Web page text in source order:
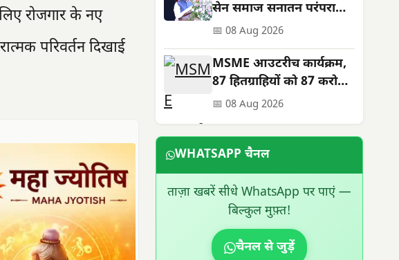
रोजगार के नए
परिवर्तन दिखाई
सेन समाज सनातन परंपराओं
और सामाजिक समरसता का
मजबूत आधार
📅 08 Aug 2026
MSME आउटरीच कार्यक्रम,
87 हितग्राहियों को 87 करोड़
के ऋण स्वीकृत; तरणजीत
📅 08 Aug 2026
WHATSAPP चैनल
ताज़ा खबरें सीधे WhatsApp पर पाएं —
बिल्कुल मुफ़्त!
चैनल से जुड़ें